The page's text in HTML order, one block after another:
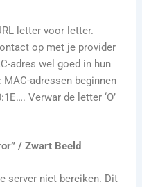
letter voor letter.
op met je provider
adres wel goed in hun
adressen beginnen
Verwar de letter ‘O’
/ Zwart Beeld
server niet bereiken. Dit